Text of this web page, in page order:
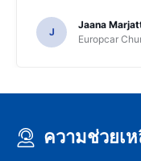
J
Jaana
Europcar
ความช่วยเ